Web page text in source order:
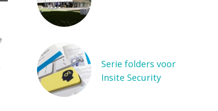
Serie folders voor
Insite Security